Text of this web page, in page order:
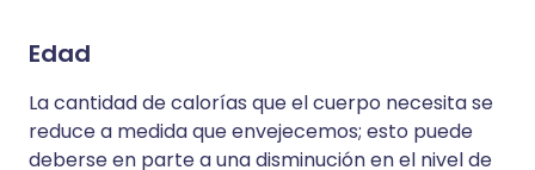
Edad
La cantidad de calorías que el cuerpo necesita se
reduce a medida que envejecemos; esto puede
deberse en parte a una disminución en el nivel de